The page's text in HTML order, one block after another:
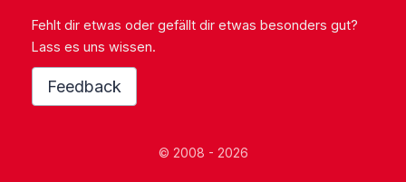
Fehlt dir etwas oder gefällt dir etwas besonders gut?
Lass es uns wissen.
Feedback
© 2008 - 2026